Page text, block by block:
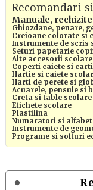
Recomandari
Manuale,
Ghiozdane, penare,
Creioane colorate si
Instrumente de scris
Seturi papetarie
Alte accesorii scolare
Coperti caiete si carti
Hartie si caiete
Harti de perete si
Acuarele, pensule si
Creta si table scolare
Etichete scolare
Plastilina
Numaratori si
Instrumente de
Programe si softuri